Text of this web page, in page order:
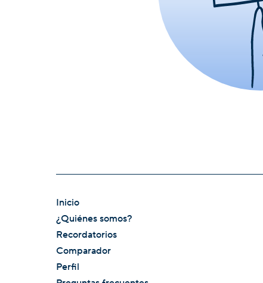
Inicio
¿Quiénes somos?
Recordatorios
Comparador
Perfil